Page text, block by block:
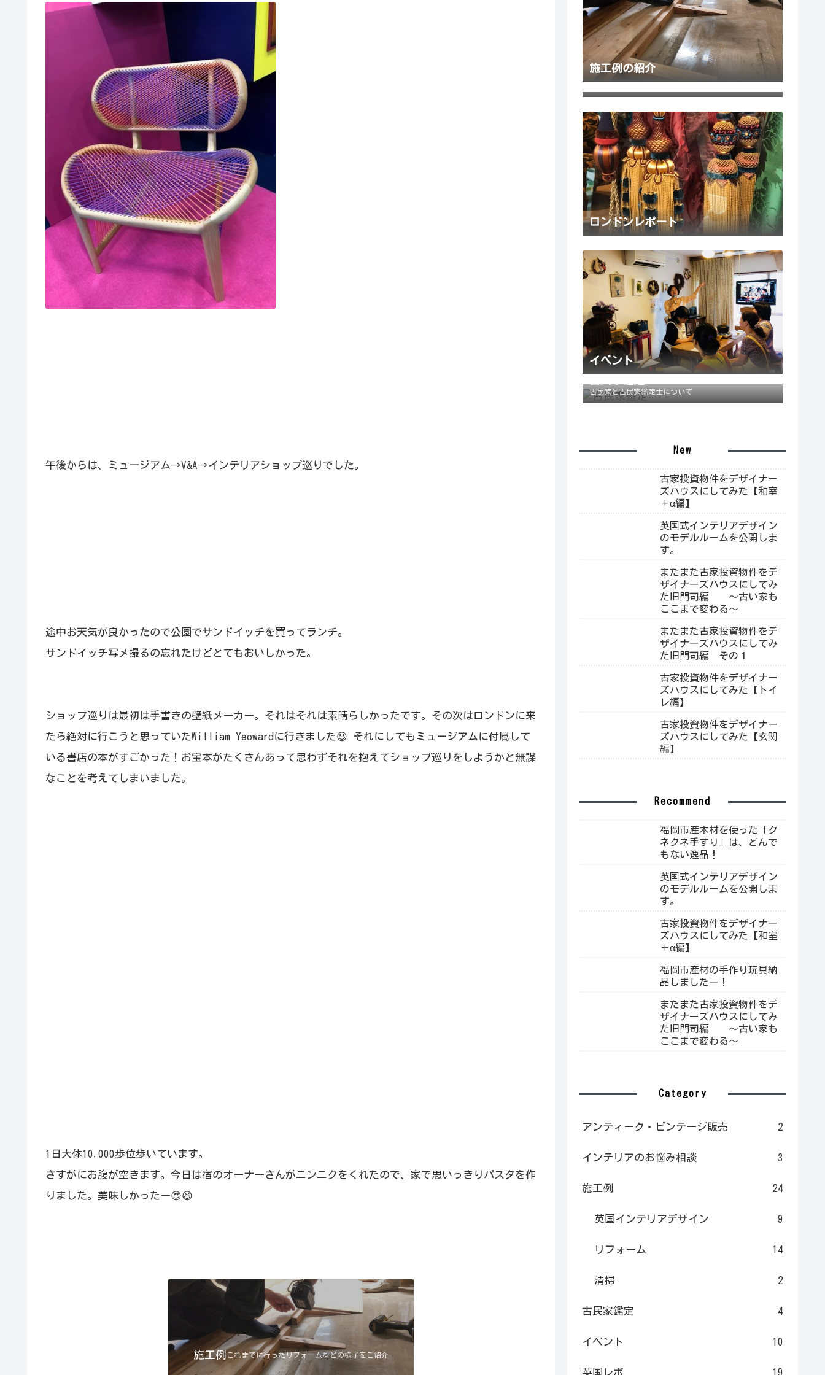
午後からは、ミュージアム→V&A→インテリアショップ巡りでした。
途中お天気が良かったので公園でサンドイッチを買ってランチ。
サンドイッチ写メ撮るの忘れたけどとてもおいしかった。
ショップ巡りは最初は手書きの壁紙メーカー。それはそれは素晴らしかったです。その次はロンドンに来
たら絶対に行こうと思っていたWilliam Yeowardに行きました😆 それにしてもミュージアムに付属して
いる書店の本がすごかった！お宝本がたくさんあって思わずそれを抱えてショップ巡りをしようかと無謀
なことを考えてしまいました。
1日大体10,000歩位歩いています。
さすがにお腹が空きます。今日は宿のオーナーさんがニンニクをくれたので、家で思いっきりパスタを作
りました。美味しかったー😍😆
施工例これまでに行ったリフォームなどの様子をご紹介
施工例の紹介
代表 大塚について
ロンドンレポート
イベント
古民家と古民家鑑定士について
New
古家投資物件をデザイナー
ズハウスにしてみた【和室
＋α編】
英国式インテリアデザイン
のモデルルームを公開しま
す。
またまた古家投資物件をデ
ザイナーズハウスにしてみ
た旧門司編 ～古い家も
ここまで変わる～
またまた古家投資物件をデ
ザイナーズハウスにしてみ
た旧門司編 その１
古家投資物件をデザイナー
ズハウスにしてみた【トイ
レ編】
古家投資物件をデザイナー
ズハウスにしてみた【玄関
編】
Recommend
福岡市産木材を使った「ク
ネクネ手すり」は、どんで
もない逸品！
英国式インテリアデザイン
のモデルルームを公開しま
す。
古家投資物件をデザイナー
ズハウスにしてみた【和室
＋α編】
福岡市産材の手作り玩具納
品しましたー！
またまた古家投資物件をデ
ザイナーズハウスにしてみ
た旧門司編 ～古い家も
ここまで変わる～
Category
アンティーク・ビンテージ販売 2
インテリアのお悩み相談 3
施工例 24
英国インテリアデザイン 9
リフォーム 14
清掃 2
古民家鑑定 4
イベント 10
英国レポ 19